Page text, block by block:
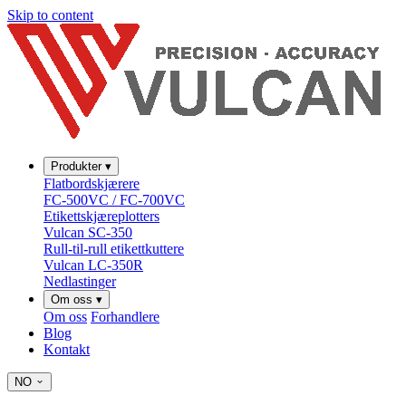
Skip to content
Produkter ▾
Flatbordskjærere
FC-500VC / FC-700VC
Etikettskjæreplotters
Vulcan SC-350
Rull-til-rull etikettkuttere
Vulcan LC-350R
Nedlastinger
Om oss ▾
Om oss Forhandlere
Blog
Kontakt
NO